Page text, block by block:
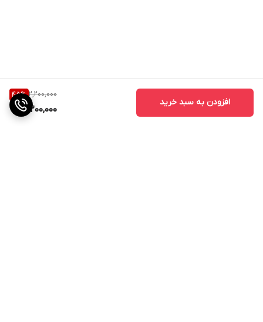
2,200,000
45%
1,200,000
افزودن به سبد خرید